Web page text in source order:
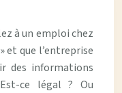
à un emploi chez
et que l’entreprise
des informations
ce légal ? Ou